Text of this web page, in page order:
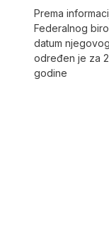
Prema
Federalnog
datum
određen je za
godine